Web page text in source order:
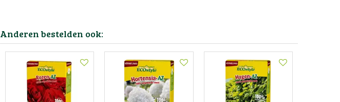
Anderen bestelden ook: